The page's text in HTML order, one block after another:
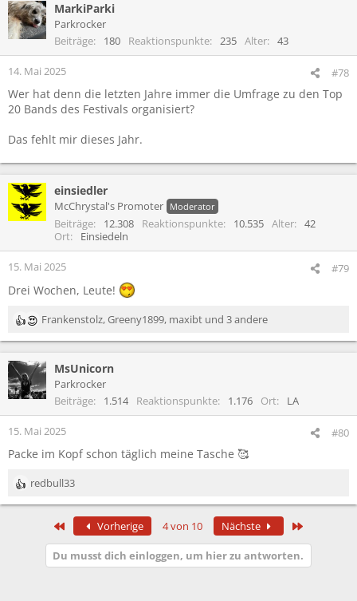
MarkiParki
Parkrocker
Beiträge
180 Reaktionspunkte 235 Alter 43
14. Mai 2025 #78
Wer hat denn die letzten Jahre immer die Umfrage zu den Top
20 Bands des Festivals organisiert?
Das fehlt mir dieses Jahr.
einsiedler
McChrystal's Promoter Moderator
Beiträge 12.308 Reaktionspunkte 10.535 Alter
42
Ort
Einsiedeln
15. Mai 2025 #79
Drei Wochen, Leute!
R
e
k
t
i
o
n
n
Frankenstolz,Greeny1899, maxibt und 3 andere
MsUnicorn
Parkrocker
Beiträge
1.514 Reaktionspunkte 1.176 Ort LA
15. Mai 2025 #80
Packe im Kopf schon täglich meine Tasche 🥰
R
e
redbull33
Erste Vorherige 4 von 10 Nächste
Du musst dich einloggen, um hier zu antworten.